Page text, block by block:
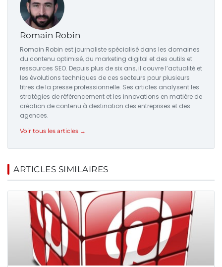
Romain Robin
Romain Robin est journaliste spécialisé dans les domaines
du contenu optimisé, du marketing digital et des outils et
ressources SEO. Depuis plus de six ans, il couvre l’actualité et
les évolutions techniques de ces secteurs pour plusieurs
titres de la presse professionnelle. Ses articles analysent les
stratégies de référencement et les innovations en matière de
création de contenu à destination des entreprises et des
agences.
Voir tous les articles →
ARTICLES SIMILAIRES